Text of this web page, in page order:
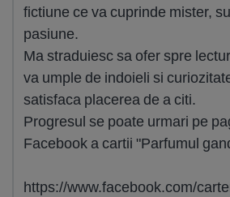
fictiune ce va cuprinde mister,
pasiune.
Ma straduiesc sa ofer spre
va umple de indoieli si
satisfaca placerea de a citi.
Progresul se poate urmari pe
Facebook a cartii "Parfumul
https://www.facebook.com/